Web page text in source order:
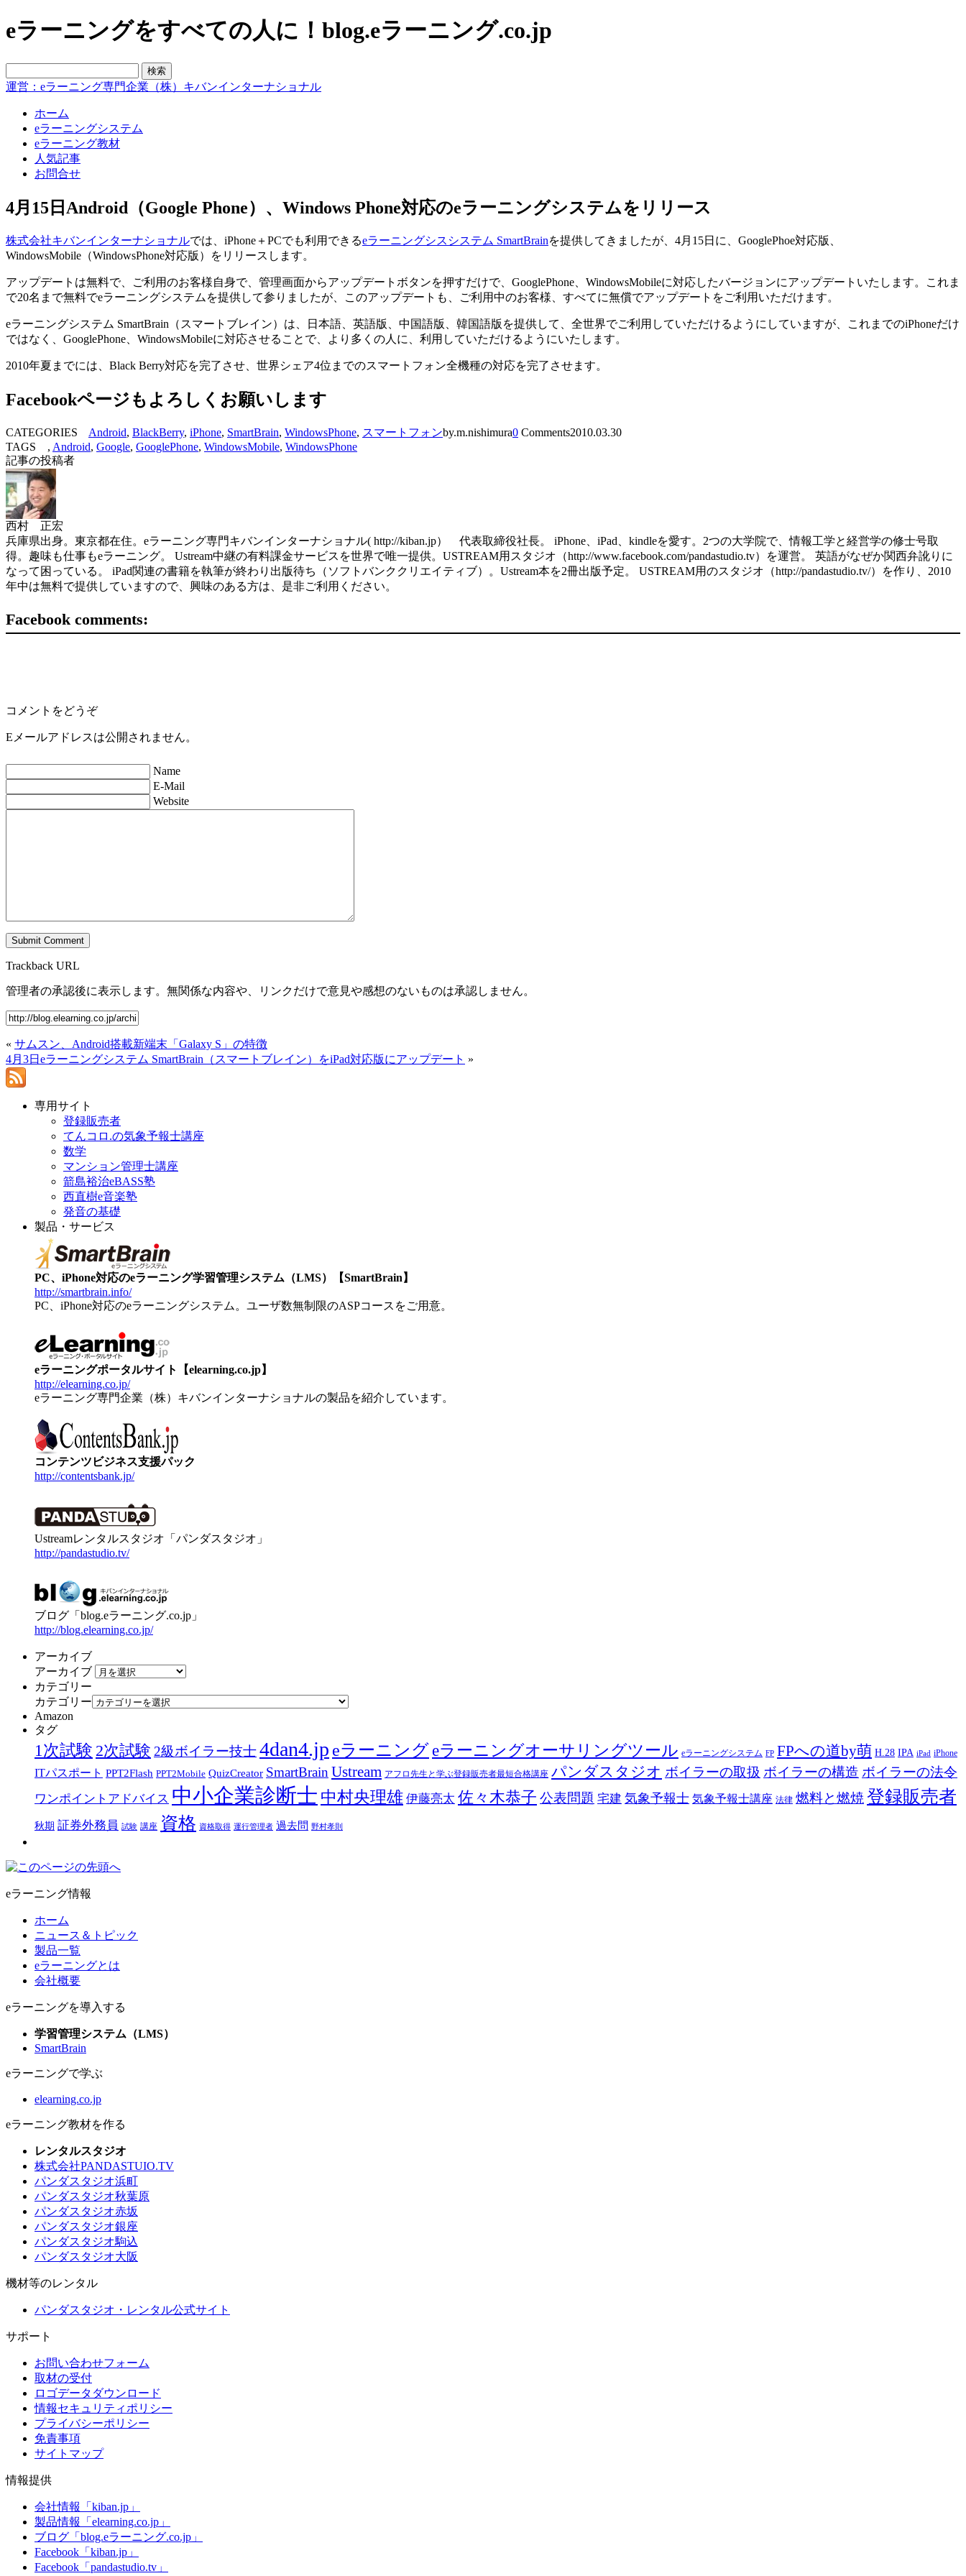
eラーニングをすべての人に！blog.eラーニング.co.jp
運営：eラーニング専門企業（株）キバンインターナショナル
ホーム
eラーニングシステム
eラーニング教材
人気記事
お問合せ
4月15日Android（Google Phone）、Windows Phone対応のeラーニングシステムをリリース
株式会社キバンインターナショナルでは、iPhone＋PCでも利用できるeラーニングシスシステム SmartBrainを提供してきましたが、4月15日に、GooglePhoe対応版、
WindowsMobile（WindowsPhone対応版）をリリースします。
アップデートは無料で、ご利用のお客様自身で、管理画面からアップデートボタンを押すだけで、GooglePhone、WindowsMobileに対応したバージョンにアップデートいたします。これま
で20名まで無料でeラーニングシステムを提供して参りましたが、このアップデートも、ご利用中のお客様、すべてに無償でアップデートをご利用いただけます。
eラーニングシステム SmartBrain（スマートブレイン）は、日本語、英語版、中国語版、韓国語版を提供して、全世界でご利用していただけるようにしていますが、これまでのiPhoneだけ
ではなく、GooglePhone、WindowsMobileに対応させることで、より多くの人に、利用していただけるようにいたします。
2010年夏までには、Black Berry対応を完了させ、世界シェア4位までのスマートフォン全機種の対応を完了させます。
Facebookページもよろしくお願いします
CATEGORIES Android, BlackBerry, iPhone, SmartBrain, WindowsPhone, スマートフォンby.m.nishimura0 Comments2010.03.30
TAGS , Android, Google, GooglePhone, WindowsMobile, WindowsPhone
記事の投稿者
西村 正宏
兵庫県出身。東京都在住。eラーニング専門キバンインターナショナル( http://kiban.jp） 代表取締役社長。 iPhone、iPad、kindleを愛す。2つの大学院で、情報工学と経営学の修士号取
得。趣味も仕事もeラーニング。 Ustream中継の有料課金サービスを世界で唯一提供。USTREAM用スタジオ（http://www.facebook.com/pandastudio.tv）を運営。 英語がなぜか関西弁訛りに
なって困っている。 iPad関連の書籍を執筆が終わり出版待ち（ソフトバンククリエイティブ）。Ustream本を2冊出版予定。 USTREAM用のスタジオ（http://pandastudio.tv/）を作り、2010
年中は無料で提供していますので、興味のある方は、是非ご利用ください。
Facebook comments:
コメントをどうぞ
Eメールアドレスは公開されません。
Name
E-Mail
Website
Trackback URL
管理者の承認後に表示します。無関係な内容や、リンクだけで意見や感想のないものは承認しません。
« サムスン、Android搭載新端末「Galaxy S」の特徴
4月3日eラーニングシステム SmartBrain（スマートブレイン）をiPad対応版にアップデート »
専用サイト
登録販売者
てんコロ.の気象予報士講座
数学
マンション管理士講座
箭島裕治eBASS塾
西直樹e音楽塾
発音の基礎
製品・サービス
PC、iPhone対応のeラーニング学習管理システム（LMS）【SmartBrain】
http://smartbrain.info/
PC、iPhone対応のeラーニングシステム。ユーザ数無制限のASPコースをご用意。
eラーニングポータルサイト【elearning.co.jp】
http://elearning.co.jp/
eラーニング専門企業（株）キバンインターナショナルの製品を紹介しています。
コンテンツビジネス支援パック
http://contentsbank.jp/
Ustreamレンタルスタジオ「パンダスタジオ」
http://pandastudio.tv/
ブログ「blog.eラーニング.co.jp」
http://blog.elearning.co.jp/
アーカイブ
アーカイブ
カテゴリー
カテゴリー
Amazon
タグ
1次試験 2次試験 2級ボイラー技士4dan4.jp eラーニング eラーニングオーサリングツール eラーニングシステム FP FPへの道by萌 H.28 IPA iPad iPhone
ITパスポート PPT2Flash PPT2Mobile QuizCreator SmartBrain Ustream アフロ先生と学ぶ登録販売者最短合格講座 パンダスタジオ ボイラーの取扱 ボイラーの構造 ボイラーの法令
ワンポイントアドバイス 中小企業診断士 中村央理雄 伊藤亮太 佐々木恭子 公表問題 宅建 気象予報士 気象予報士講座 法律 燃料と燃焼 登録販売者
秋期 証券外務員 試験 講座 資格 資格取得 運行管理者 過去問 野村孝則
eラーニング情報
ホーム
ニュース＆トピック
製品一覧
eラーニングとは
会社概要
eラーニングを導入する
学習管理システム（LMS）
SmartBrain
eラーニングで学ぶ
elearning.co.jp
eラーニング教材を作る
レンタルスタジオ
株式会社PANDASTUIO.TV
パンダスタジオ浜町
パンダスタジオ秋葉原
パンダスタジオ赤坂
パンダスタジオ銀座
パンダスタジオ駒込
パンダスタジオ大阪
機材等のレンタル
パンダスタジオ・レンタル公式サイト
サポート
お問い合わせフォーム
取材の受付
ロゴデータダウンロード
情報セキュリティポリシー
プライバシーポリシー
免責事項
サイトマップ
情報提供
会社情報「kiban.jp」
製品情報「elearning.co.jp」
ブログ「blog.eラーニング.co.jp」
Facebook「kiban.jp」
Facebook「pandastudio.tv」